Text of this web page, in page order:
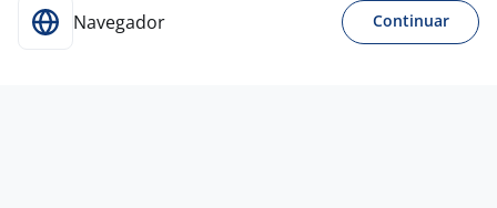
Navegador Continuar